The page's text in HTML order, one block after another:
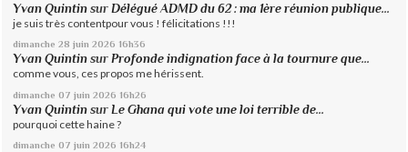
Yvan Quintin surDélégué ADMD du 62 : ma 1ère réunion publique...
je suis très contentpour vous ! félicitations !!!
dimanche 28 juin 2026 16h36
Yvan Quintin surProfonde indignation face à la tournure que...
comme vous, ces propos me hérissent.
dimanche 07 juin 2026 16h26
Yvan Quintin sur Le Ghana qui vote une loi terrible de...
pourquoi cette haine ?
dimanche 07 juin 2026 16h24